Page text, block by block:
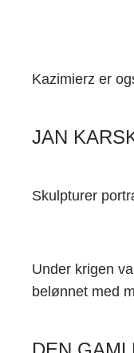
Kazimierz er
JAN
Skulpturer
Under krigen
belønnet med